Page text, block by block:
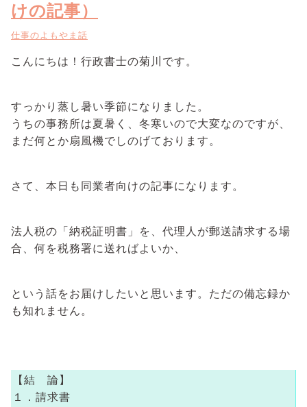
けの記事）
仕事のよもやま話
こんにちは！行政書士の菊川です。
すっかり蒸し暑い季節になりました。
うちの事務所は夏暑く、冬寒いので大変なのですが、
まだ何とか扇風機でしのげております。
さて、本日も同業者向けの記事になります。
法人税の「納税証明書」を、代理人が郵送請求する場
合、何を税務署に送ればよいか、
という話をお届けしたいと思います。ただの備忘録か
も知れません。
【結 論】
１．請求書